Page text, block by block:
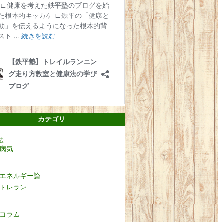
カテゴリ
病気
エネルギー論
トレラン
コラム